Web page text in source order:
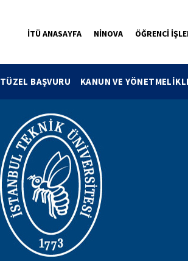
İTÜ ANASAYFA NİNOVA ÖĞRENCİ
TÜZEL BAŞVURU KANUN VE